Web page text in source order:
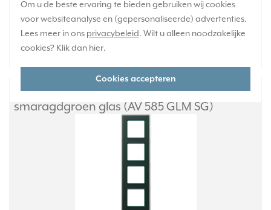
Om u de beste ervaring te bieden gebruiken wij cookies
voor websiteanalyse en (gepersonaliseerde) advertenties.
Lees meer in ons privacybeleid. Wilt u alleen noodzakelijke
cookies? Klik dan hier.
Cookies accepteren
Huidige voorraad:
0 stuk(s)
168,95
JUNG afdekraam 5-voudig A Viva
smaragdgroen glas (AV 585 GLM SG)